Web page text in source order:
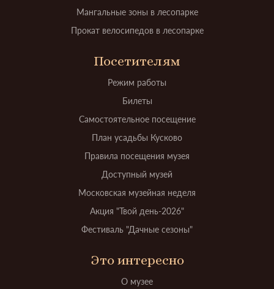
Мангальные зоны в лесопарке
Прокат велосипедов в лесопарке
Посетителям
Режим работы
Билеты
Самостоятельное посещение
План усадьбы Кусково
Правила посещения музея
Доступный музей
Московская музейная неделя
Акция "Твой день-2026"
Фестиваль "Дачные сезоны"
Это интересно
О музее